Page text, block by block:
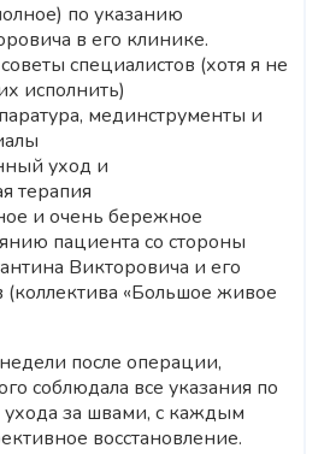
по указанию
в его клинике.
специалистов (хотя я не
исполнить)
мединструменты и
уход и
терапия
и очень бережное
пациента со стороны
Викторовича и его
(коллектива «Большое живое
после операции,
соблюдала все указания по
ухода за швами, с каждым
восстановление.